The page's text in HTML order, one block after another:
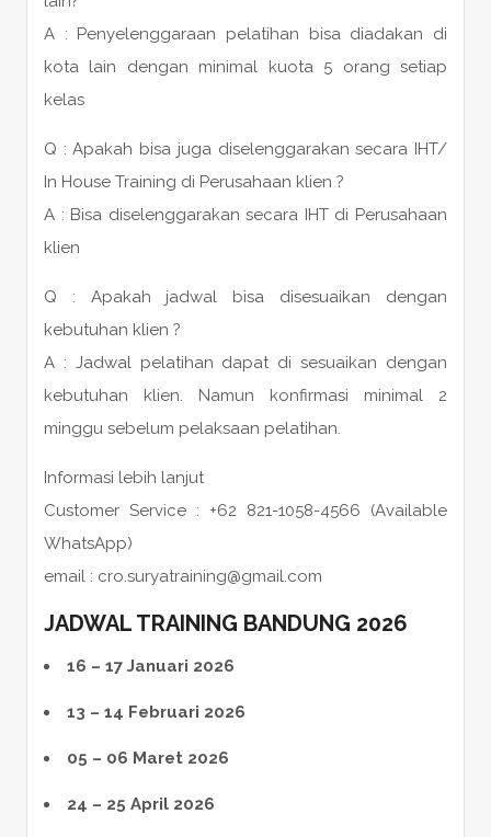
A : Penyelenggaraan pelatihan bisa diadakan di
kota lain dengan minimal kuota 5 orang setiap
kelas
Q : Apakah bisa juga diselenggarakan secara IHT/
In House Training di Perusahaan klien ?
A : Bisa diselenggarakan secara IHT di Perusahaan
klien
Q : Apakah jadwal bisa disesuaikan dengan
kebutuhan klien ?
A : Jadwal pelatihan dapat di sesuaikan dengan
kebutuhan klien. Namun konfirmasi minimal 2
minggu sebelum pelaksaan pelatihan.
Informasi lebih lanjut
Customer Service : +62 821-1058-4566 (Available
WhatsApp)
email : cro.suryatraining@gmail.com
JADWAL TRAINING BANDUNG 2026
16 – 17 Januari 2026
13 – 14 Februari 2026
05 – 06 Maret 2026
24 – 25 April 2026